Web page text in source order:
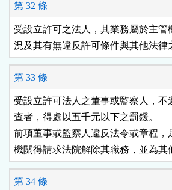
第 32 條
受設立許可之法人，其業務屬於主
況及其有無違反許可條件與其他法律
第 33 條
受設立許可法人之董事或監察人，
查者，得處以五千元以下之罰鍰。
前項董事或監察人違反法令或章程
機關得請求法院解除其職務，並為其
第 34 條